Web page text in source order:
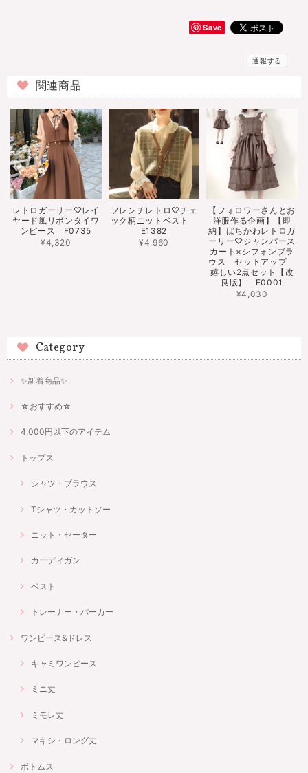
Save
通報する
関連商品
レトロガーリー♡レイ
ヤード風リボンタイワ
ンピース F0735
¥4,320
フレンチレトロ♡チェ
ック柄ニットベスト
E1382
¥4,960
【フォロワーさんとお
洋服作る企画】【即
納】ばちかわレトロガ
ーリー♡ジャンパース
カート×シフォンブラ
ウス セットアップ
嬉しい2点セット【改
良版】 F0001
¥4,030
Category
✨新着商品✨
☆おすすめ☆
4,000円以下のアイテム
トップス
シャツ・ブラウス
Tシャツ・カットソー
ニット・セーター
カーディガン
ベスト
トレーナー・パーカー
ワンピース&ドレス
キャミワンピース
ミニ丈
ミモレ丈
マキシ・ロング丈
ボトムス